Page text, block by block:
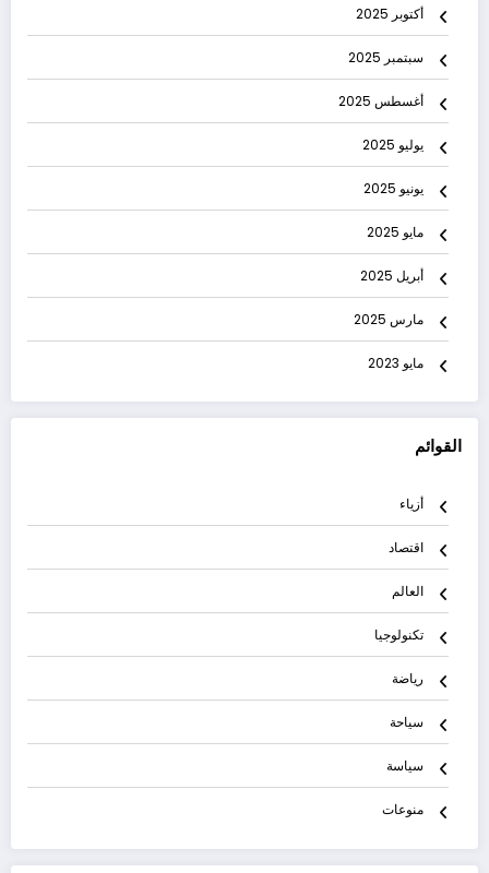
أكتوبر 2025
سبتمبر 2025
أغسطس 2025
يوليو 2025
يونيو 2025
مايو 2025
أبريل 2025
مارس 2025
مايو 2023
القوائم
أزياء
اقتصاد
العالم
تكنولوجيا
رياضة
سياحة
سياسة
منوعات